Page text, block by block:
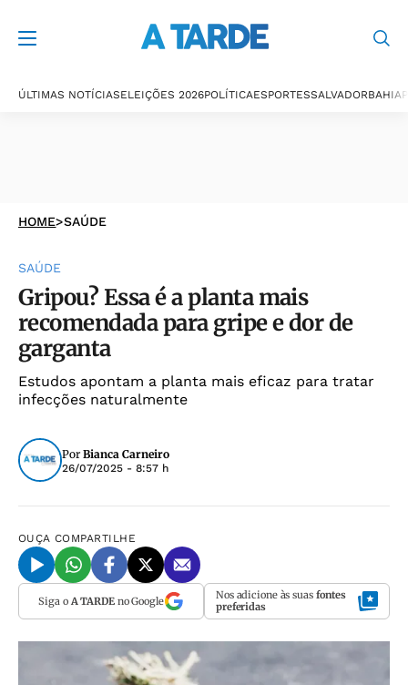
ÚLTIMAS NOTÍCIASELEIÇÕES 2026POLÍTICAESPORTESSALVADORBAHIA
HOME>SAÚDE
SAÚDE
Gripou? Essa é a planta mais
recomendada para gripe e dor de
garganta
Estudos apontam a planta mais eficaz para tratar
infecções naturalmente
Por Bianca Carneiro
26/07/2025 - 8:57 h
OUÇA COMPARTILHE
Siga o A TARDEno Google Nos adicione às suas fontes
preferidas